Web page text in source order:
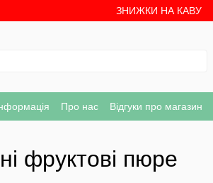
ЗНИЖКИ НА КАВУ
Про нас Відгуки про магазин
фруктові пюре